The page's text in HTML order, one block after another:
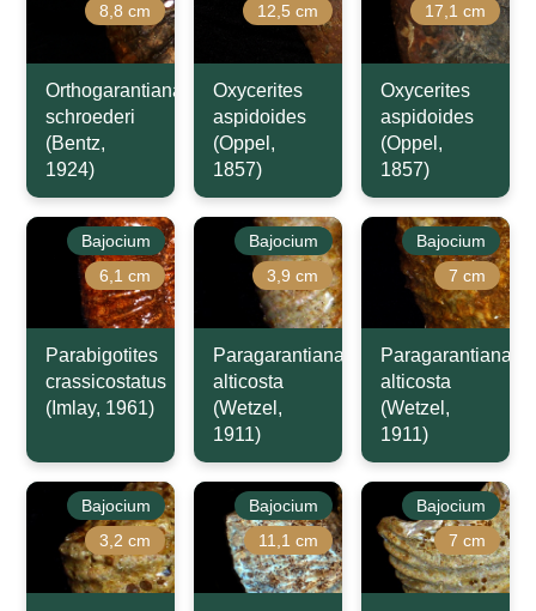
8,8 cm
Orthogarantiana
schroederi
(Bentz,
1924)
12,5 cm
Oxycerites
aspidoides
(Oppel,
1857)
17,1 cm
Oxycerites
aspidoides
(Oppel,
1857)
Bajocium
6,1 cm
Parabigotites
crassicostatus
(Imlay, 1961)
Bajocium
3,9 cm
Paragarantiana
alticosta
(Wetzel,
1911)
Bajocium
7 cm
Paragarantiana
alticosta
(Wetzel,
1911)
Bajocium
3,2 cm
Bajocium
11,1 cm
Bajocium
7 cm